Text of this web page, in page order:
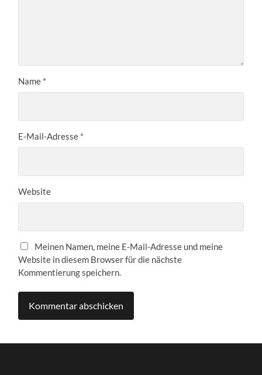
Name *
E-Mail-Adresse *
Website
Meinen Namen, meine E-Mail-Adresse und meine
Website in diesem Browser für die nächste
Kommentierung speichern.